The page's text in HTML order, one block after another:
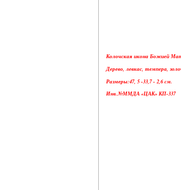
Колочская икона Божией
Дерево, левкас, темпера,
Размеры:47, 5 -33,7 - 2,6 cм.
Инв.№ММДА «ЦАК» КП-337